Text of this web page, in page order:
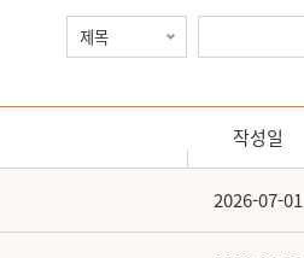
작성일
2026-07-01